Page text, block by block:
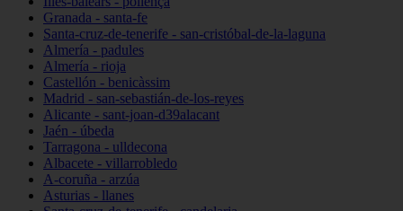
Granada - santa-fe
Santa-cruz-de-tenerife - san-cristóbal-de-la-laguna
Almería - padules
Almería - rioja
Castellón - benicàssim
Madrid - san-sebastián-de-los-reyes
Alicante - sant-joan-d39alacant
Jaén - úbeda
Tarragona - ulldecona
Albacete - villarrobledo
A-coruña - arzúa
Asturias - llanes